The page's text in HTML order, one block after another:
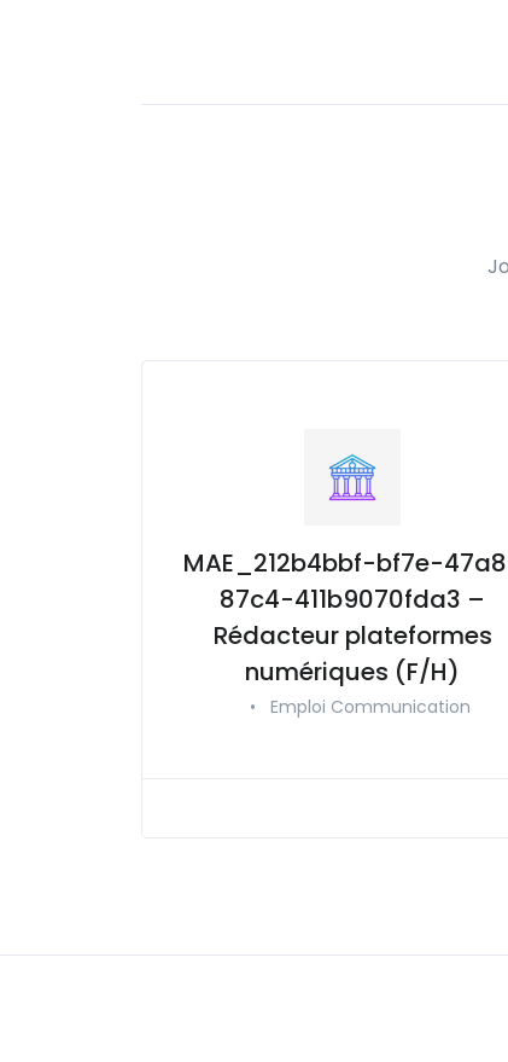
MAE_212b4bbf-bf7e-
87c4-411b9070fda3 –
Rédacteur plateformes
numériques (F/H)
• Emploi Communication